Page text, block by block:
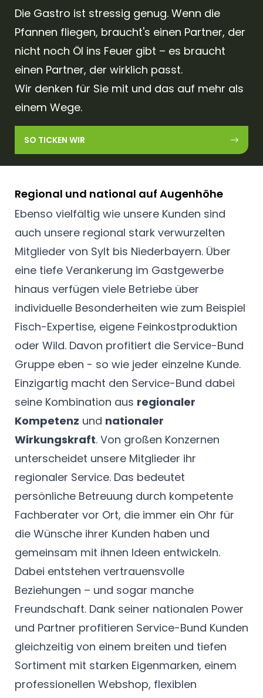
Die Gastro ist stressig genug. Wenn die
Pfannen fliegen, braucht's einen Partner, der
nicht noch Öl ins Feuer gibt – es braucht
einen Partner, der wirklich passt.
Wir denken für Sie mit und das auf mehr als
einem Wege.
SO TICKEN WIR
Regional und national auf Augenhöhe
Ebenso vielfältig wie unsere Kunden sind
auch unsere regional stark verwurzelten
Mitglieder von Sylt bis Niederbayern. Über
eine tiefe Verankerung im Gastgewerbe
hinaus verfügen viele Betriebe über
individuelle Besonderheiten wie zum Beispiel
Fisch-Expertise, eigene Feinkostproduktion
oder Wild. Davon profitiert die Service-Bund
Gruppe eben - so wie jeder einzelne Kunde.
Einzigartig macht den Service-Bund dabei
seine Kombination aus regionaler
Kompetenz und nationaler
Wirkungskraft. Von großen Konzernen
unterscheidet unsere Mitglieder ihr
regionaler Service. Das bedeutet
persönliche Betreuung durch kompetente
Fachberater vor Ort, die immer ein Ohr für
die Wünsche ihrer Kunden haben und
gemeinsam mit ihnen Ideen entwickeln.
Dabei entstehen vertrauensvolle
Beziehungen – und sogar manche
Freundschaft. Dank seiner nationalen Power
und Partner profitieren Service-Bund Kunden
gleichzeitig von einem breiten und tiefen
Sortiment mit starken Eigenmarken, einem
professionellen Webshop, flexiblen